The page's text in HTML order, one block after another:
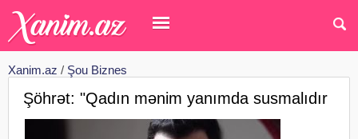
Xanim.az / Şou Biznes
Şöhrət: "Qadın mənim yanımda susmalıdır